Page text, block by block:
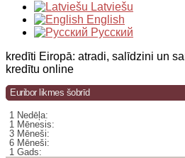
Latviešu
English
Русский
kredīti Eiropā: atradi, salīdzini un
kredītu online
Euribor likmes šobrīd
1 Nedēļa:
1 Mēnesis:
3 Mēneši:
6 Mēneši:
1 Gads: